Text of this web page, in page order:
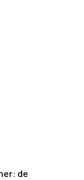
de